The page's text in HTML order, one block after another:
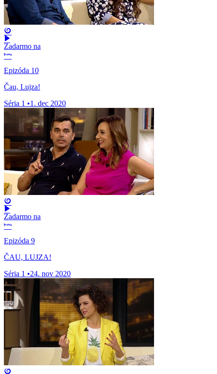
Zadarmo na
Epizóda 10
Čau, Lujza!
Séria 1 •1. dec 2020
Zadarmo na
Epizóda 9
ČAU, LUJZA!
Séria 1 •24. nov 2020